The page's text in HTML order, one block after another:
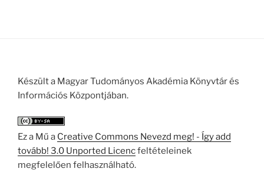
Készült a Magyar Tudományos Akadémia Könyvtár és
Információs Központjában.
Ez a Mű a Creative Commons Nevezd meg! - Így add
tovább! 3.0 Unported Licencfeltételeinek
megfelelően felhasználható.